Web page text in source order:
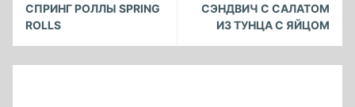
Reading
СПРИНГ РОЛЛЫ SPRING
ROLLS
СЭНДВИЧ С САЛАТОМ
ИЗ ТУНЦА С ЯЙЦОМ